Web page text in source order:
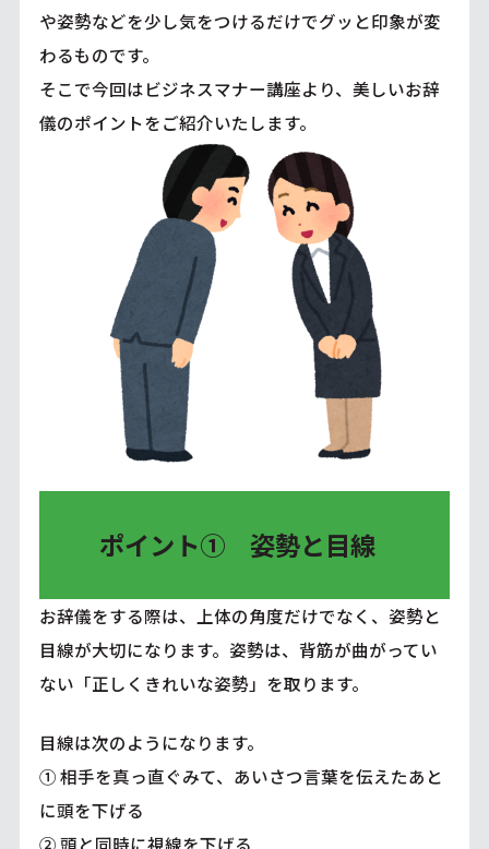
や姿勢などを少し気をつけるだけでグッと印象が変
わるものです。
そこで今回はビジネスマナー講座より、美しいお辞
儀のポイントをご紹介いたします。
ポイント① 姿勢と目線
お辞儀をする際は、上体の角度だけでなく、姿勢と
目線が大切になります。姿勢は、背筋が曲がってい
ない「正しくきれいな姿勢」を取ります。
目線は次のようになります。
① 相手を真っ直ぐみて、あいさつ言葉を伝えたあと
に頭を下げる
② 頭と同時に視線を下げる